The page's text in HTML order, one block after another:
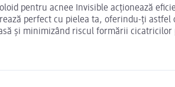
pentru acnee Invisible acționează
perfect cu pielea ta, oferindu-ți
și minimizând riscul formării cicatricilor